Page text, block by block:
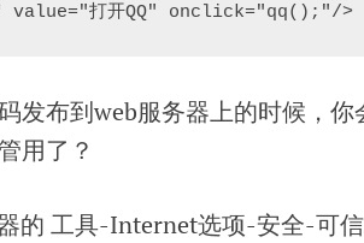
打开QQ" onclick="qq();"/>
发布到web服务器上的时候，
用了？
的 工具-Internet选项-安全-可